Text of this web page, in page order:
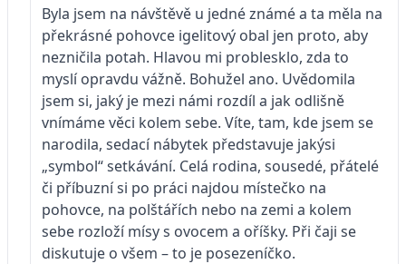
Byla jsem na návštěvě u jedné známé a ta měla na
překrásné pohovce igelitový obal jen proto, aby
nezničila potah. Hlavou mi problesklo, zda to
myslí opravdu vážně. Bohužel ano. Uvědomila
jsem si, jaký je mezi námi rozdíl a jak odlišně
vnímáme věci kolem sebe. Víte, tam, kde jsem se
narodila, sedací nábytek představuje jakýsi
„symbol“ setkávání. Celá rodina, sousedé, přátelé
či příbuzní si po práci najdou místečko na
pohovce, na polštářích nebo na zemi a kolem
sebe rozloží mísy s ovocem a oříšky. Při čaji se
diskutuje o všem – to je posezeníčko.